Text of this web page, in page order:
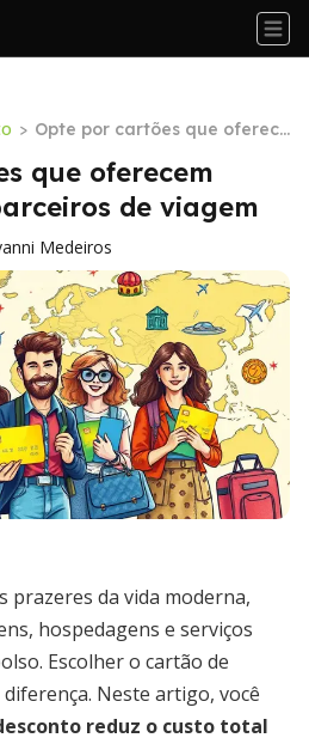
> Opte por cartões que oferece
m descontos em parceiros de
viagem
que oferecem
de viagem
Medeiros
prazeres da vida moderna,
hospedagens e serviços
Escolher o cartão de
Neste artigo, você
reduz o custo total